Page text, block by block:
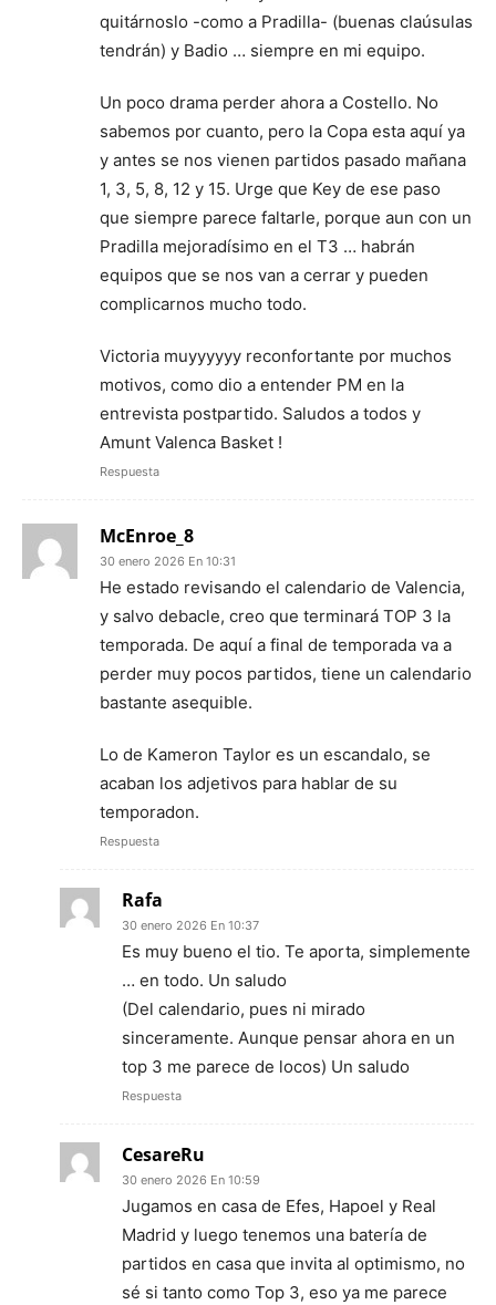
quitárnoslo -como a Pradilla- (buenas claúsulas
tendrán) y Badio … siempre en mi equipo.
Un poco drama perder ahora a Costello. No
sabemos por cuanto, pero la Copa esta aquí ya
y antes se nos vienen partidos pasado mañana
1, 3, 5, 8, 12 y 15. Urge que Key de ese paso
que siempre parece faltarle, porque aun con un
Pradilla mejoradísimo en el T3 … habrán
equipos que se nos van a cerrar y pueden
complicarnos mucho todo.
Victoria muyyyyyy reconfortante por muchos
motivos, como dio a entender PM en la
entrevista postpartido. Saludos a todos y
Amunt Valenca Basket !
Respuesta
McEnroe_8
30 enero 2026 En 10:31
He estado revisando el calendario de Valencia,
y salvo debacle, creo que terminará TOP 3 la
temporada. De aquí a final de temporada va a
perder muy pocos partidos, tiene un calendario
bastante asequible.
Lo de Kameron Taylor es un escandalo, se
acaban los adjetivos para hablar de su
temporadon.
Respuesta
Rafa
30 enero 2026 En 10:37
Es muy bueno el tio. Te aporta, simplemente
… en todo. Un saludo
(Del calendario, pues ni mirado
sinceramente. Aunque pensar ahora en un
top 3 me parece de locos) Un saludo
Respuesta
CesareRu
30 enero 2026 En 10:59
Jugamos en casa de Efes, Hapoel y Real
Madrid y luego tenemos una batería de
partidos en casa que invita al optimismo, no
sé si tanto como Top 3, eso ya me parece